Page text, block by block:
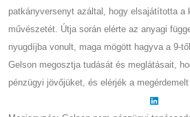
patkányversenyt azáltal, hogy elsajátította a
művészetét. Útja során elérte az anyagi
nyugdíjba vonult, maga mögött hagyva a 9-
Gelson megosztja tudását és meglátásait,
pénzügyi jövőjüket, és elérjék a